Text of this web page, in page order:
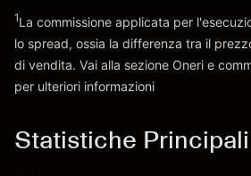
Vai alla piattaforma
Denaro da leva ~ AED
Vai alla piattaforma
1La commissione applicata per
lo spread, ossia la differenza tra il
di vendita. Vai alla sezione Oneri e
per ulteriori informazioni
Statistiche Principali